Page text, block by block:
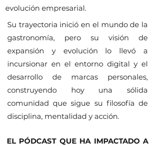
evolución empresarial.
Su trayectoria inició en el mundo de la
gastronomía, pero su visión de
expansión y evolución lo llevó a
incursionar en el entorno digital y el
desarrollo de marcas personales,
construyendo hoy una sólida
comunidad que sigue su filosofía de
disciplina, mentalidad y acción.
​EL PÓDCAST QUE HA IMPACTADO A